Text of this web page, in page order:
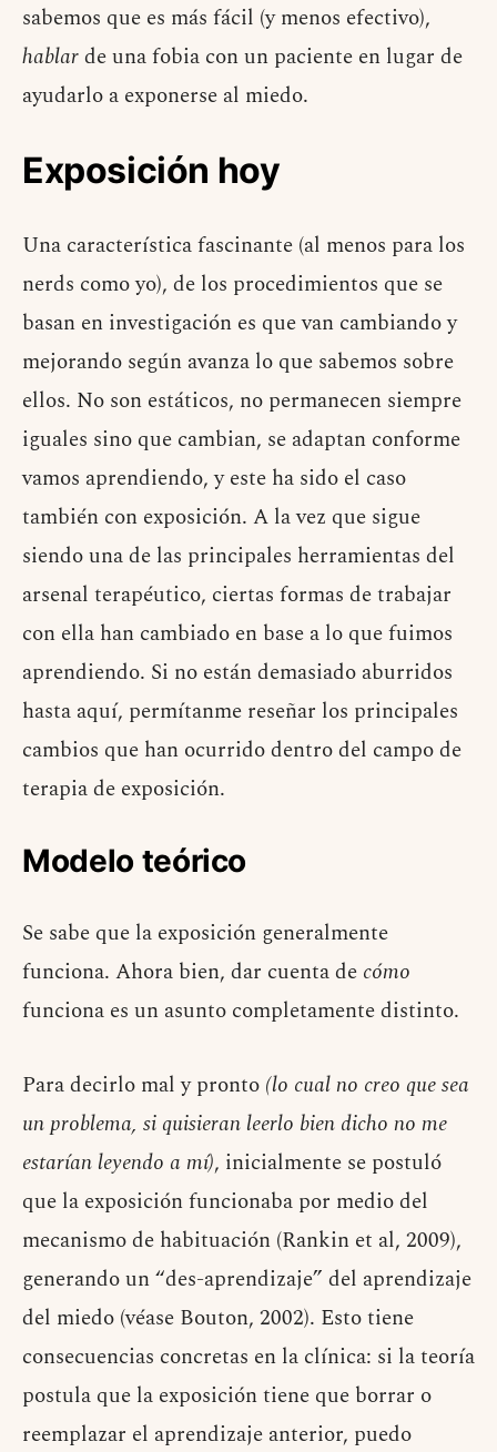
sabemos que es más fácil (y menos efectivo),
hablarde una fobia con un paciente en lugar de
ayudarlo a exponerse al miedo.
Exposición hoy
Una característica fascinante (al menos para los
nerds como yo), de los procedimientos que se
basan en investigación es que van cambiando y
mejorando según avanza lo que sabemos sobre
ellos. No son estáticos, no permanecen siempre
iguales sino que cambian, se adaptan conforme
vamos aprendiendo, y este ha sido el caso
también con exposición. A la vez que sigue
siendo una de las principales herramientas del
arsenal terapéutico, ciertas formas de trabajar
con ella han cambiado en base a lo que fuimos
aprendiendo. Si no están demasiado aburridos
hasta aquí, permítanme reseñar los principales
cambios que han ocurrido dentro del campo de
terapia de exposición.
Modelo teórico
Se sabe que la exposición generalmente
funciona. Ahora bien, dar cuenta de cómo
funciona es un asunto completamente distinto.
Para decirlo mal y pronto (lo cual no creo que sea
un problema, si quisieran leerlo bien dicho no me
estarían leyendo a mí), inicialmente se postuló
que la exposición funcionaba por medio del
mecanismo de habituación (Rankin et al, 2009),
generando un “des-aprendizaje” del aprendizaje
del miedo (véase Bouton, 2002). Esto tiene
consecuencias concretas en la clínica: si la teoría
postula que la exposición tiene que borrar o
reemplazar el aprendizaje anterior, puedo